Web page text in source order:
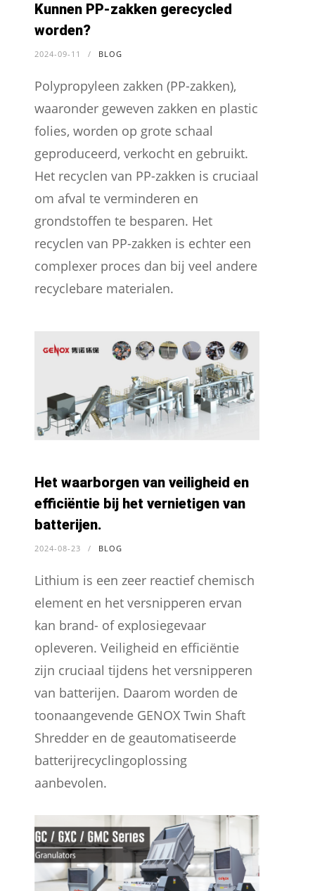
Kunnen PP-zakken gerecycled
worden?
2024-09-11 / BLOG
Polypropyleen zakken (PP-zakken),
waaronder geweven zakken en plastic
folies, worden op grote schaal
geproduceerd, verkocht en gebruikt.
Het recyclen van PP-zakken is cruciaal
om afval te verminderen en
grondstoffen te besparen. Het
recyclen van PP-zakken is echter een
complexer proces dan bij veel andere
recyclebare materialen.
Het waarborgen van veiligheid en
efficiëntie bij het vernietigen van
batterijen.
2024-08-23 / BLOG
Lithium is een zeer reactief chemisch
element en het versnipperen ervan
kan brand- of explosiegevaar
opleveren. Veiligheid en efficiëntie
zijn cruciaal tijdens het versnipperen
van batterijen. Daarom worden de
toonaangevende GENOX Twin Shaft
Shredder en de geautomatiseerde
batterijrecyclingoplossing
aanbevolen.